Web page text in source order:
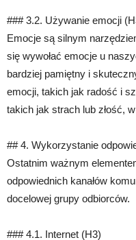
### 3.2. Używanie emocji
Emocje są silnym
się wywołać emocje u
bardziej pamiętny i
emocji, takich jak radość i
takich jak strach lub złość,
## 4. Wykorzystanie
Ostatnim ważnym
odpowiednich kanałów
docelowej grupy odbiorców.
### 4.1. Internet (H3)